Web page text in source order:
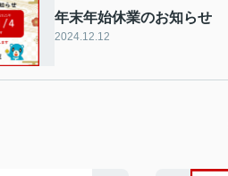
年末年始休業のお知らせ
2024.12.12